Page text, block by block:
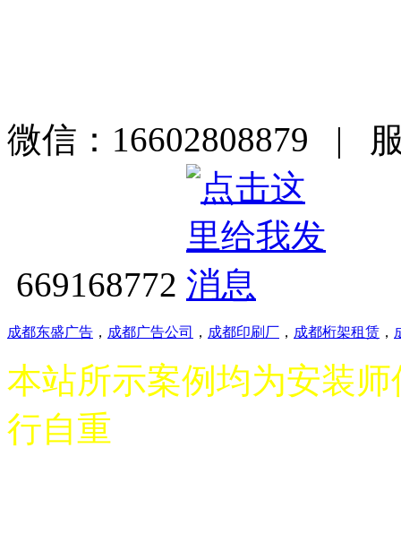
微信：16602808879 |
669168772
成都东盛广告 ， 成都广告公司 ， 成都印刷厂 ， 成都桁架租赁 ，
本站所示案例均为安装
行自重